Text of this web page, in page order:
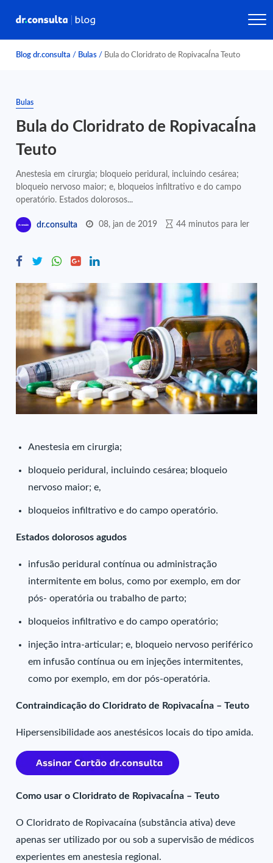
Blog dr.consulta / Bulas / Bula do Cloridrato de RopivacaÍna Teuto
Bulas
Bula do Cloridrato de RopivacaÍna
Teuto
Anestesia em cirurgia; bloqueio peridural, incluindo cesárea;
bloqueio nervoso maior; e, bloqueios infiltrativo e do campo
operatório. Estados dolorosos...
dr.consulta 08, jan de 2019 44 minutos para ler
Anestesia em cirurgia;
bloqueio peridural, incluindo cesárea; bloqueio
nervoso maior; e,
bloqueios infiltrativo e do campo operatório.
Estados dolorosos agudos
infusão peridural contínua ou administração
intermitente em bolus, como por exemplo, em dor
pós- operatória ou trabalho de parto;
bloqueios infiltrativo e do campo operatório;
injeção intra-articular; e, bloqueio nervoso periférico
em infusão contínua ou em injeções intermitentes,
como por exemplo, em dor pós-operatória.
Contraindicação do Cloridrato de RopivacaÍna – Teuto
Hipersensibilidade aos anestésicos locais do tipo amida.
Como usar o Cloridrato de RopivacaÍna – Teuto
O Cloridrato de Ropivacaína (substância ativa) deve
apenas ser utilizado por ou sob a supervisão de médicos
experientes em anestesia regional.